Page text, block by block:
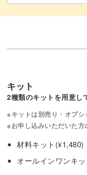
履かせるのはもちろ
リアになりますよ◎
かぎ針編みの基礎を
シューズを作ってみま
キット
2種類のキットを用意し
※キットは別売り・オプシ
※お申し込みいただいた方
材料キット(¥1,480)
オールインワンキ